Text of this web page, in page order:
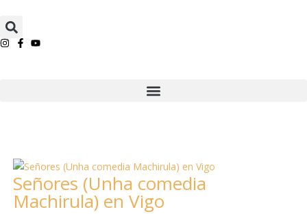
Señores (Unha comedia
Machirula) en Vigo